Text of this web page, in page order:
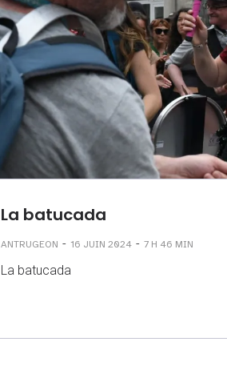
La batucada
ANTRUGEON - 16 JUIN 2024 - 7 H 46 MIN
La batucada